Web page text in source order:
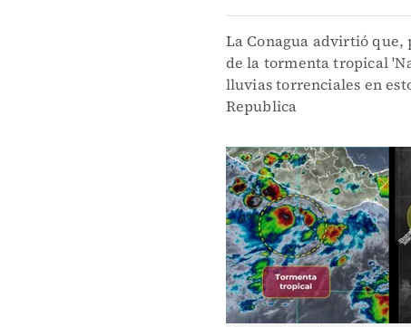
La Conagua advirtió que,
de la tormenta tropical
lluvias torrenciales en
Republica